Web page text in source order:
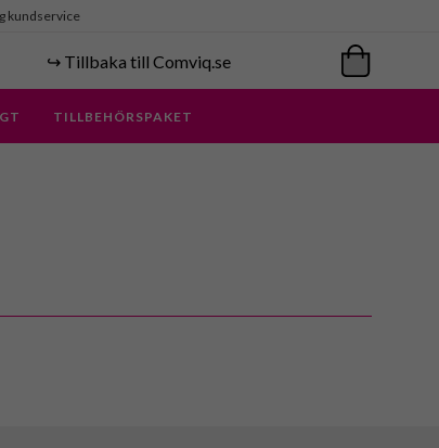
kundservice
↪️ Tillbaka till Comviq.se
TILLBEHÖRSPAKET